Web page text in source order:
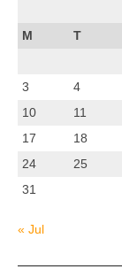
M
T
3
4
10
11
17
18
24
25
31
« Jul